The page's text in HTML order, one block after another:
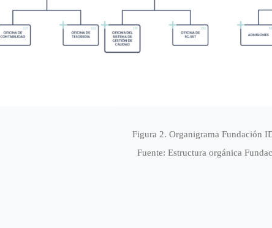
Figura 2. Organigrama Fundación
Fuente: Estructura orgánica